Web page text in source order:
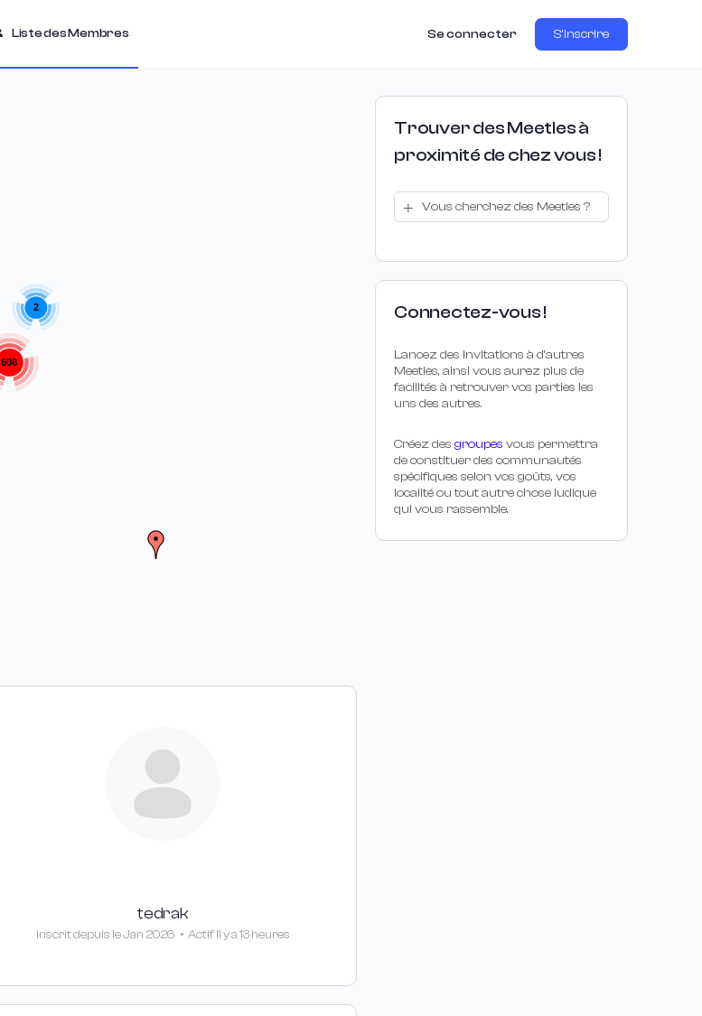
Liste des Membres Se connecter S'inscrire
608
2
tedrak
Inscrit depuis le Jan 2026 • Actif Il y a 13 heures
Trouver des Meetles à
proximité de chez vous !
Vous cherchez des Meetles ?
Connectez-vous !
Lancez des invitations à d’autres
Meetles, ainsi vous aurez plus de
facilités à retrouver vos parties les
uns des autres.
Créez des groupes vous permettra
de constituer des communautés
spécifiques selon vos goûts, vos
localité ou tout autre chose ludique
qui vous rassemble.